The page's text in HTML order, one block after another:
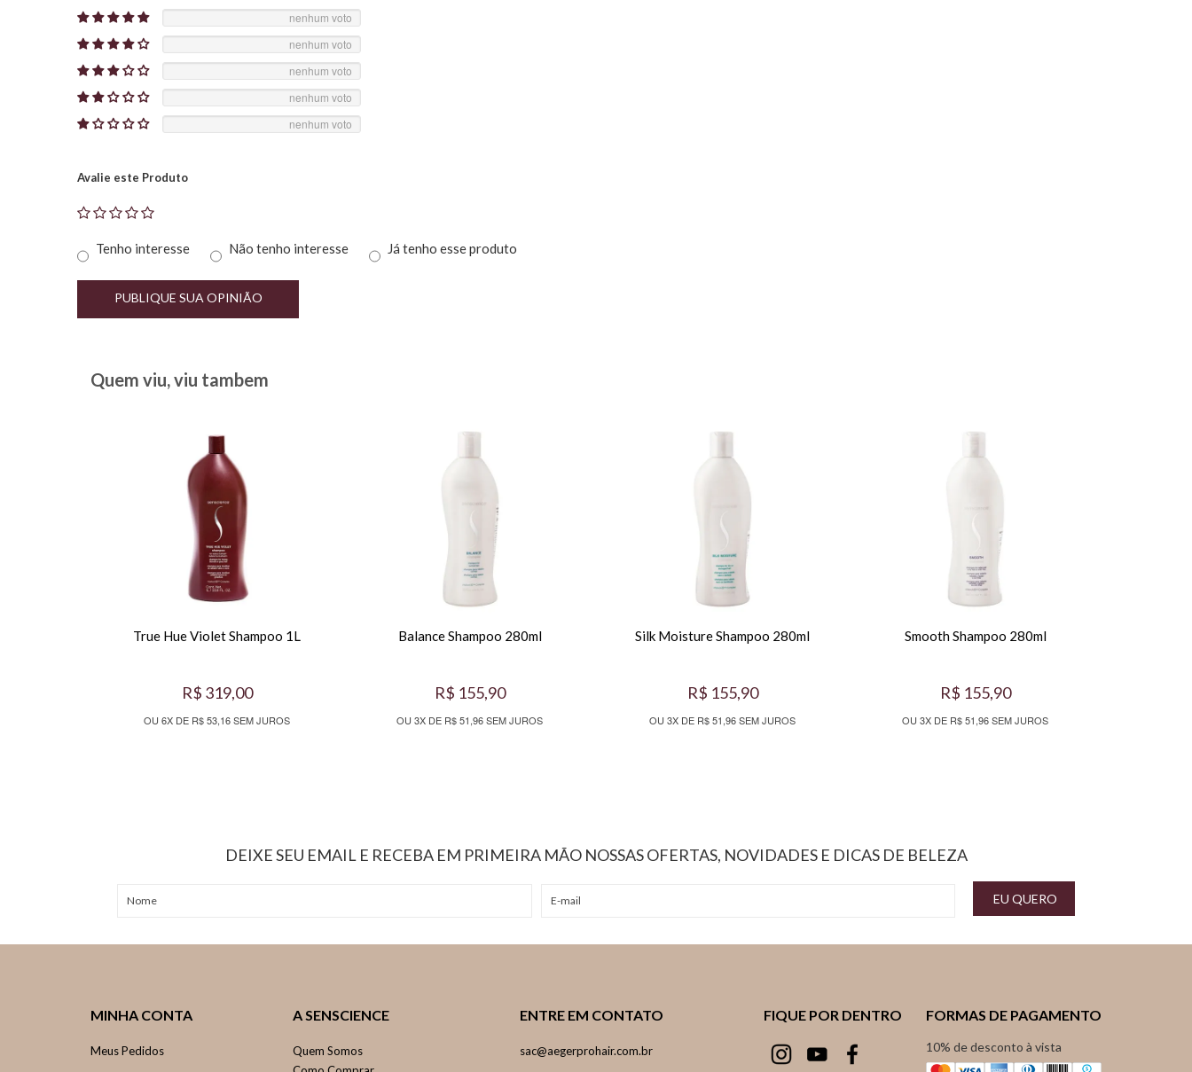
nenhum voto
nenhum voto
nenhum voto
nenhum voto
nenhum voto
Avalie este Produto
Tenho interesse Não tenho interesse Já tenho esse produto
PUBLIQUE SUA OPINIÃO
Quem viu, viu tambem
True Hue Violet Shampoo 1L
R$ 319,00
OU 6X DE R$ 53,16 SEM JUROS
Balance Shampoo 280ml
R$ 155,90
OU 3X DE R$ 51,96 SEM JUROS
Silk Moisture Shampoo 280ml
R$ 155,90
OU 3X DE R$ 51,96 SEM JUROS
Smooth Shampoo 280ml
R$ 155,90
OU 3X DE R$ 51,96 SEM JUROS
DEIXE SEU EMAIL E RECEBA EM PRIMEIRA MÃO NOSSAS OFERTAS, NOVIDADES E DICAS DE BELEZA
EU QUERO
MINHA CONTA
Meus Pedidos
A SENSCIENCE
Quem Somos
ENTRE EM CONTATO
sac@aegerprohair.com.br
FIQUE POR DENTRO FORMAS DE PAGAMENTO
10% de desconto à vista